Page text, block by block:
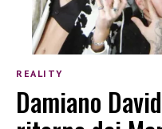
REALITY
Damiano